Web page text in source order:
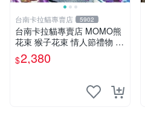
台南卡拉貓專賣店 5902
台南卡拉貓專賣店 MOMO熊
花束 猴子花束 情人節禮物 二
選一 可繡字 可今天寄明天到
$2,380